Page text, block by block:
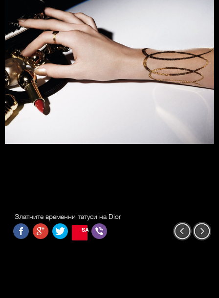
Златните временни татуси на Dior
SAVE